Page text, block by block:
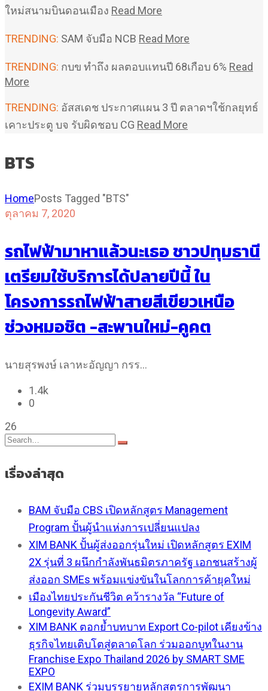
ใหม่สนามบินดอนเมือง Read More
TRENDING: SAM จับมือ NCB Read More
TRENDING: กบข ทำถึง ผลตอบแทนปี 68เกือบ 6% Read
More
TRENDING: อัสสเดช ประกาศแผน 3 ปี ตลาดฯใช้กลยุทธ์
เคาะประตู บจ รับผิดชอบ CG Read More
BTS
HomePosts Tagged "BTS"
ตุลาคม 7, 2020
รถไฟฟ้ามาหาแล้วนะเธอ ชาวปทุมธานี
เตรียมใช้บริการได้ปลายปีนี้ ใน
โครงการรถไฟฟ้าสายสีเขียวเหนือ
ช่วงหมอชิต -สะพานใหม่-คูคต
นายสุรพงษ์ เลาหะอัญญา กรร…
1.4k
0
26
เรื่องล่าสุด
BAM จับมือ CBS เปิดหลักสูตร Management
Program ปั้นผู้นำแห่งการเปลี่ยนแปลง
XIM BANK ปั้นผู้ส่งออกรุ่นใหม่ เปิดหลักสูตร EXIM
2X รุ่นที่ 3 ผนึกกำลังพันธมิตรภาครัฐ เอกชนสร้างผู้
ส่งออก SMEs พร้อมแข่งขันในโลกการค้ายุคใหม่
เมืองไทยประกันชีวิต คว้ารางวัล “Future of
Longevity Award”
XIM BANK ตอกย้ำบทบาท Export Co-pilot เคียงข้าง
ธุรกิจไทยเติบโตสู่ตลาดโลก ร่วมออกบูทในงาน
Franchise Expo Thailand 2026 by SMART SME
EXPO
EXIM BANK ร่วมบรรยายหลักสูตรการพัฒนา